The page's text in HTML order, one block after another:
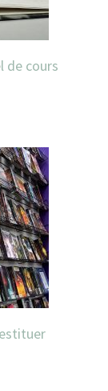
de cours